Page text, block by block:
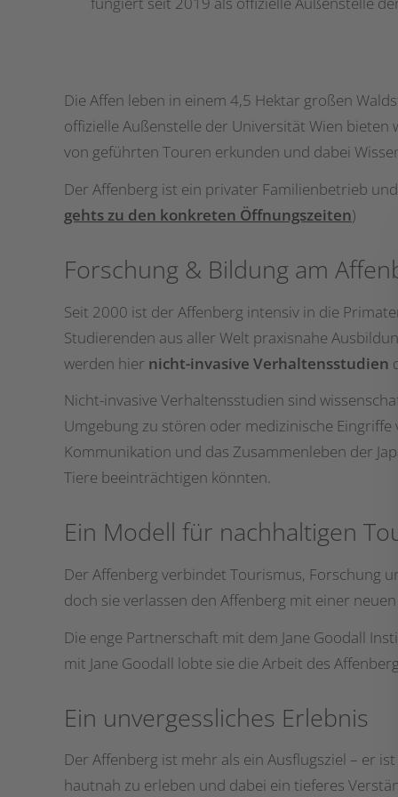
Die Affen leben in einem 4,5 Hektar großen
offizielle Außenstelle der Universität Wien bieten
von geführten Touren erkunden und dabei
Der Affenberg ist ein privater Familienbetrieb
gehts zu den konkreten Öffnungszeiten)
Forschung & Bildung am
Seit 2000 ist der Affenberg intensiv in die
Studierenden aus aller Welt praxisnahe
werden hier nicht-invasive Verhaltensstudien
Nicht-invasive Verhaltensstudien sind
Umgebung zu stören oder medizinische
Kommunikation und das Zusammenleben der
Tiere beeinträchtigen könnten.
Ein Modell für nachhaltigen
Der Affenberg verbindet Tourismus, Forschung
doch sie verlassen den Affenberg mit einer
Die enge Partnerschaft mit dem Jane Goodall
mit Jane Goodall lobte sie die Arbeit des
Ein unvergessliches Erlebnis
Der Affenberg ist mehr als ein Ausflugsziel – er
hautnah zu erleben und dabei ein tieferes